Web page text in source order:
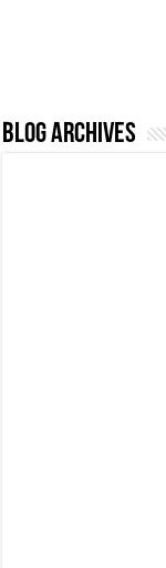
Blog Archives